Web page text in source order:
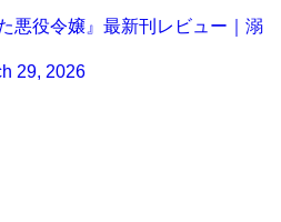
悪役令嬢』最新刊レビュー｜溺
29, 2026